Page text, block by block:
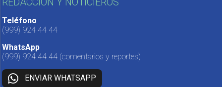
Teléfono
(999) 924 44 44
WhatsApp
(999) 924 44 44 (comentarios y reportes)
ENVIAR WHATSAPP